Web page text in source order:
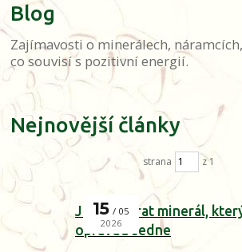
Blog
Zajímavosti o minerálech,
co souvisí s pozitivní energií.
Nejnovější články
strana z 1
Jak si vybrat minerál,
opravdu sedne
15
05
2026